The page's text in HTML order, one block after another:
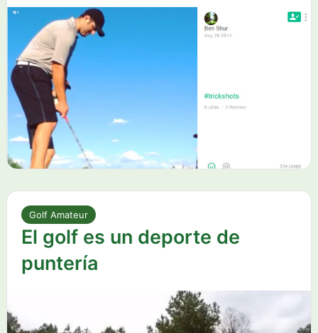
Golf Amateur
El golf es un deporte de
puntería